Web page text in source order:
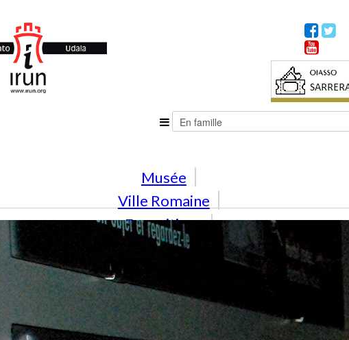
Musée
Ville Romaine
Expositions
Activités
Éducation
Infos pratiques